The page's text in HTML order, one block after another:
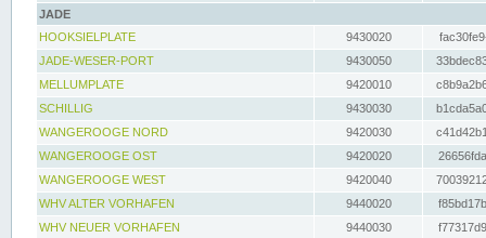
JADE
HOOKSIELPLATE
9430020
JADE-WESER-PORT
9430050
MELLUMPLATE
9420010
SCHILLIG
9430030
WANGEROOGE NORD
9420030
WANGEROOGE OST
9420020
WANGEROOGE WEST
9420040
WHV ALTER VORHAFEN
9440020
WHV NEUER VORHAFEN
9440030